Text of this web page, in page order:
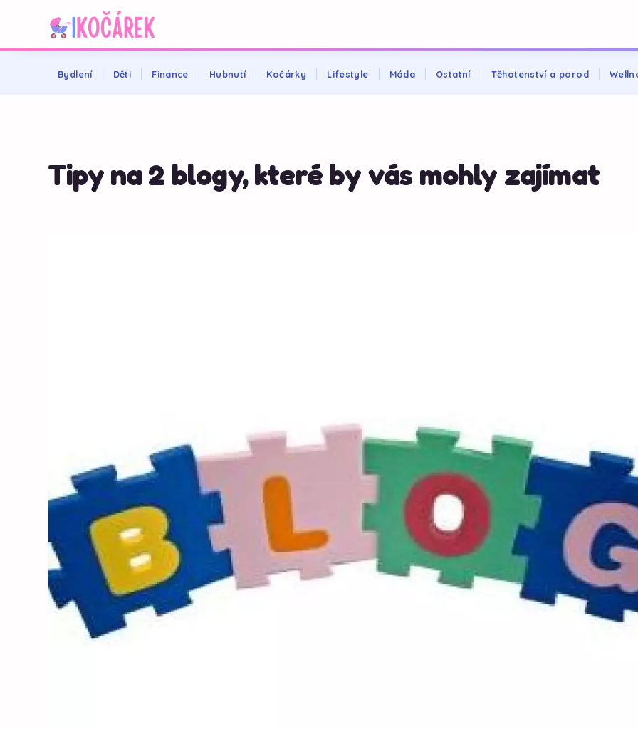
Bydlení Děti Finance Hubnutí Kočárky Lifestyle Móda Ostatní Těhotenství a porod
Tipy na 2 blogy, které by vás mohly zajímat